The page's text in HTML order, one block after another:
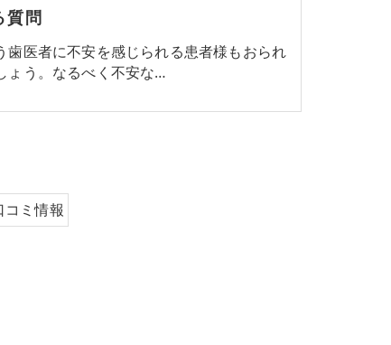
質問
歯医者に不安を感じられる患者様もおられ
ょう。なるべく不安な…
ミ情報